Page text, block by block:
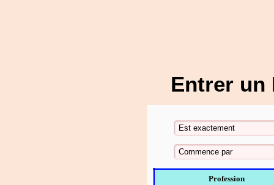
Entrer un
Profession